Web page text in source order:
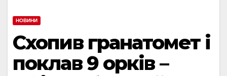
НОВИНИ
Схопив гранатомет і
поклав 9 орків –